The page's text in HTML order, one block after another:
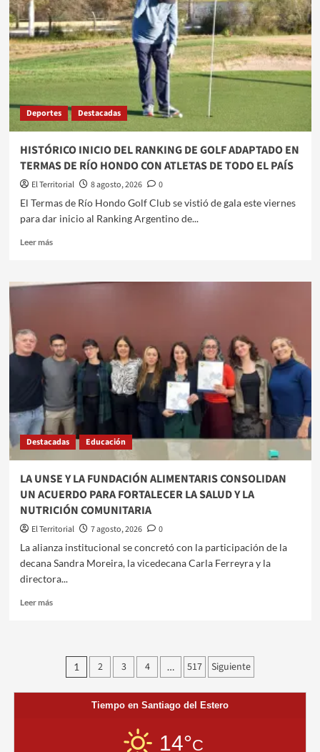
ESCUELAS
DE
TODA
LA
PROVINCIA
A
UNA
DE
«LA
UNSE
SUS
PUERTAS»
Deportes Destacadas
HISTÓRICO INICIO DEL RANKING DE GOLF ADAPTADO EN
TERMAS DE RÍO HONDO CON ATLETAS DE TODO EL PAÍS
El Territorial 8 agosto, 2026
0
​El Termas de Río Hondo Golf Club se vistió de gala este viernes
para dar inicio al Ranking Argentino de...
Leer másLeer
HISTÓRICO
DE
GOLF
ADAPTADO
EN
TERMAS
RÍO
HONDO
CON
TODO
EL
PAÍS
Destacadas Educación
​LA UNSE Y LA FUNDACIÓN ALIMENTARIS CONSOLIDAN
UN ACUERDO PARA FORTALECER LA SALUD Y LA
NUTRICIÓN COMUNITARIA
El Territorial 7 agosto, 2026
0
​La alianza institucional se concretó con la participación de la
decana Sandra Moreira, la vicedecana Carla Ferreyra y la
directora...
Leer másLeer
LA
FUNDACIÓN
Paginación
de
entradas
1 2 3 4 … 517 Siguiente
Tiempo en Santiago del Estero
14°C